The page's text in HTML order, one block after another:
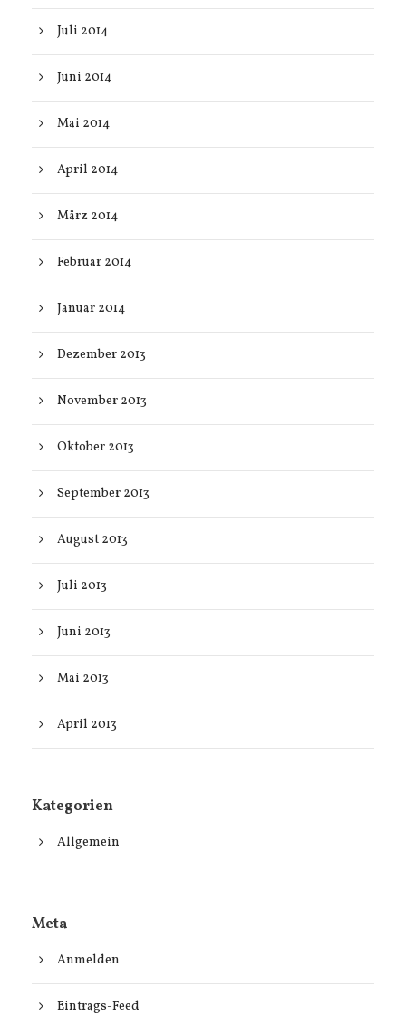
Juli 2014
Juni 2014
Mai 2014
April 2014
März 2014
Februar 2014
Januar 2014
Dezember 2013
November 2013
Oktober 2013
September 2013
August 2013
Juli 2013
Juni 2013
Mai 2013
April 2013
Kategorien
Allgemein
Meta
Anmelden
Eintrags-Feed